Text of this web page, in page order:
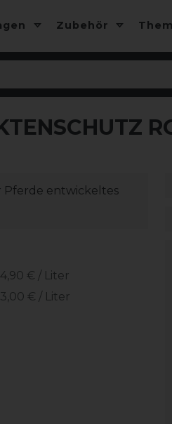
Zubehör
Pferde entwickeltes
€ / Liter
€ / Liter